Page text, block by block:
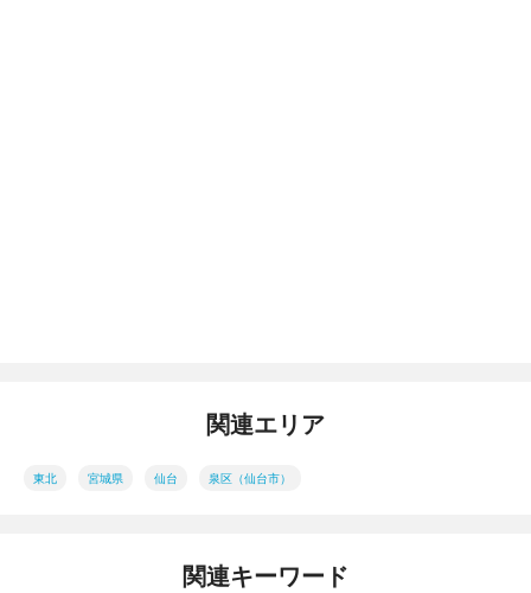
関連エリア
東北 宮城県 仙台 泉区（仙台市）
関連キーワード